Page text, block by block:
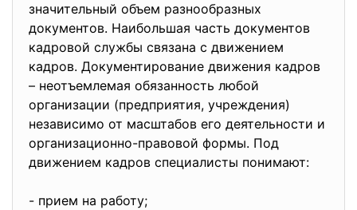
значительный объем разнообразных
документов. Наибольшая часть документов
кадровой службы связана с движением
кадров. Документирование движения кадров
– неотъемлемая обязанность любой
организации (предприятия, учреждения)
независимо от масштабов его деятельности и
организационно-правовой формы. Под
движением кадров специалисты понимают:
- прием на работу;